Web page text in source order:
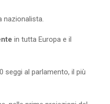
in tutta Europa e il
seggi al parlamento, il più